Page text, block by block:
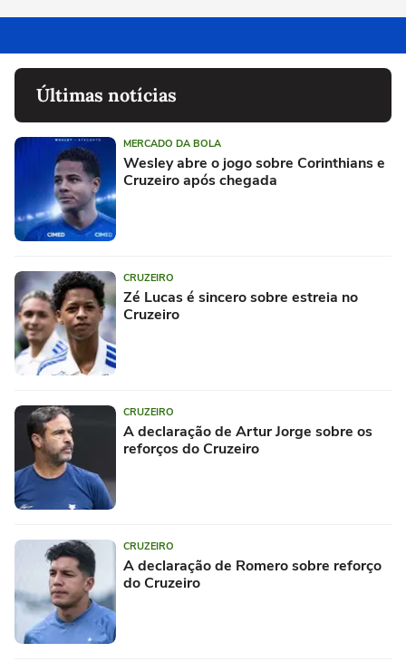
Últimas notícias
MERCADO DA BOLA
Wesley abre o jogo sobre Corinthians e
Cruzeiro após chegada
CRUZEIRO
Zé Lucas é sincero sobre estreia no
Cruzeiro
CRUZEIRO
A declaração de Artur Jorge sobre os
reforços do Cruzeiro
CRUZEIRO
A declaração de Romero sobre reforço
do Cruzeiro